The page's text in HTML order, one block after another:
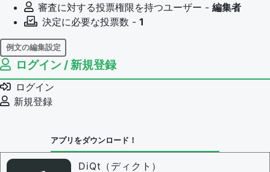
審査に対する投票権限を持つユーザー - 編集者
決定に必要な投票数 - 1
例文の編集設定
例文の編集権限を持つユーザー -
例文の削除を審査する
審査に対する投票権限を持つユーザー -
決定に必要な投票数 -
問題の編集権限を持つユーザー -すべてのユーザー
審査に対する投票権限を持つユーザー -
ログイン / 新規登録
ログイン
新規登録
アプリをダウンロード！
DiQt（ディクト）